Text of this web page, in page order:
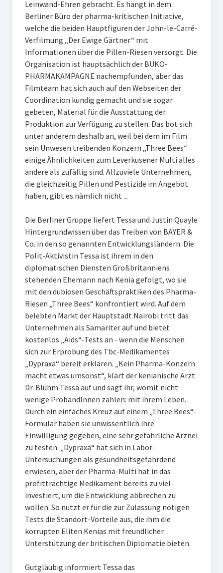
Leinwand-Ehren gebracht. Es hängt in dem
Berliner Büro der pharma-kritischen Initiative,
welche die beiden Hauptfiguren der John-le-Carré-
Verfilmung „Der Ewige Gärtner“ mit
Informationen über die Pillen-Riesen versorgt. Die
Organisation ist hauptsächlich der BUKO-
PHARMAKAMPAGNE nachempfunden, aber das
Filmteam hat sich auch auf den Webseiten der
Coordination kundig gemacht und sie sogar
gebeten, Material für die Ausstattung der
Produktion zur Verfügung zu stellen. Das bot sich
unter anderem deshalb an, weil bei dem im Film
sein Unwesen treibenden Konzern „Three Bees“
einige Ähnlichkeiten zum Leverkusener Multi alles
andere als zufällig sind. Allzuviele Unternehmen,
die gleichzeitig Pillen und Pestizide im Angebot
haben, gibt es nämlich nicht ...
Die Berliner Gruppe liefert Tessa und Justin Quayle
Hintergrundwissen über das Treiben von BAYER &
Co. in den so genannten Entwicklungsländern. Die
Polit-Aktivistin Tessa ist ihrem in den
diplomatischen Diensten Großbritanniens
stehenden Ehemann nach Kenia gefolgt, wo sie
mit den dubiosen Geschäftspraktiken des Pharma-
Riesen „Three Bees“ konfrontiert wird. Auf dem
belebten Markt der Hauptstadt Nairobi tritt das
Unternehmen als Samariter auf und bietet
kostenlos „Aids“-Tests an - wenn die Menschen
sich zur Erprobung des Tbc-Medikamentes
„Dypraxa“ bereit erklären. „Kein Pharma-Konzern
macht etwas umsonst“, klärt der kenianische Arzt
Dr. Bluhm Tessa auf und sagt ihr, womit nicht
wenige ProbandInnen zahlen: mit ihrem Leben.
Durch ein einfaches Kreuz auf einem „Three Bees“-
Formular haben sie unwissentlich ihre
Einwilligung gegeben, eine sehr gefährliche Arznei
zu testen. „Dypraxa“ hat sich in Labor-
Untersuchungen als gesundheitsgefährdend
erwiesen, aber der Pharma-Multi hat in das
profitträchtige Medikament bereits zu viel
investiert, um die Entwicklung abbrechen zu
wollen. So nutzt er für die zur Zulassung nötigen
Tests die Standort-Vorteile aus, die ihm die
korrupten Eliten Kenias mit freundlicher
Unterstützung der britischen Diplomatie bieten.
Gutgläubig informiert Tessa das